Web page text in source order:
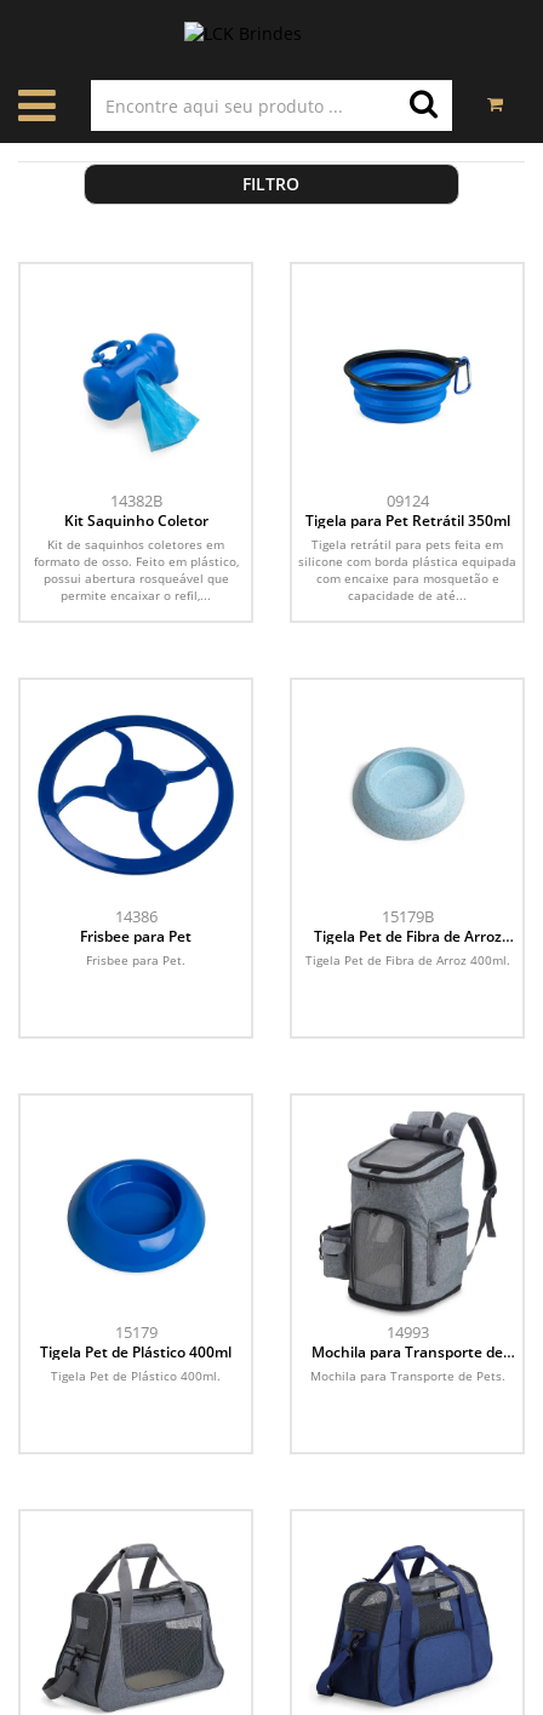
FILTRO
14382B
Kit Saquinho Coletor
Kit de saquinhos coletores em
formato de osso. Feito em plástico,
possui abertura rosqueável que
permite encaixar o refil,...
09124
Tigela para Pet Retrátil 350ml
Tigela retrátil para pets feita em
silicone com borda plástica equipada
com encaixe para mosquetão e
capacidade de até...
14386
Frisbee para Pet
Frisbee para Pet.
15179B
Tigela Pet de Fibra de Arroz
400ml
Tigela Pet de Fibra de Arroz 400ml.
15179
Tigela Pet de Plástico 400ml
Tigela Pet de Plástico 400ml.
14993
Mochila para Transporte de
Pets
Mochila para Transporte de Pets.